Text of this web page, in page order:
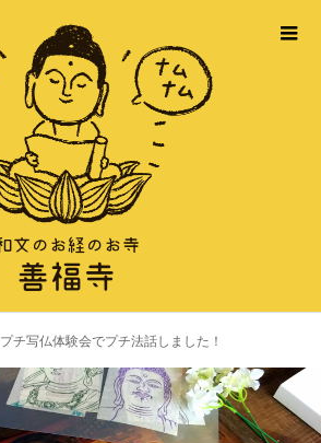
プチ写仏体験会でプチ法話しました！